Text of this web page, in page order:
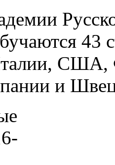
43
США,
и